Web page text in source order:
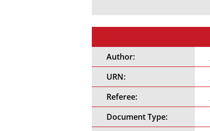
Author:
URN:
Referee:
Document Type: